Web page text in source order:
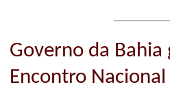
Governo da
Encontro